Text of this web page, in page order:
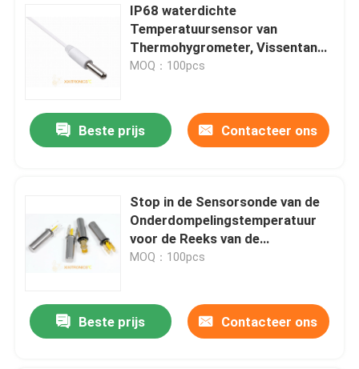
IP68 waterdichte
Temperatuursensor van
Thermohygrometer, Vissentank,
Waterautomaat mft-04 Reeksen
MOQ：100pcs
Beste prijs Contacteer ons
Stop in de Sensorsonde van de
Onderdompelingstemperatuur
voor de Reeks van de
Koffiemachine 12K MFL
MOQ：100pcs
Beste prijs Contacteer ons